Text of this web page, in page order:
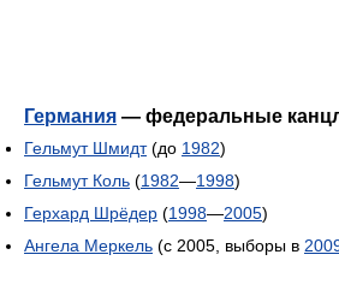
Германия — федеральные
Гельмут Шмидт(до 1982)
Гельмут Коль (1982—1998)
Герхард Шрёдер (1998—2005)
Ангела Меркель (c 2005, выборы в